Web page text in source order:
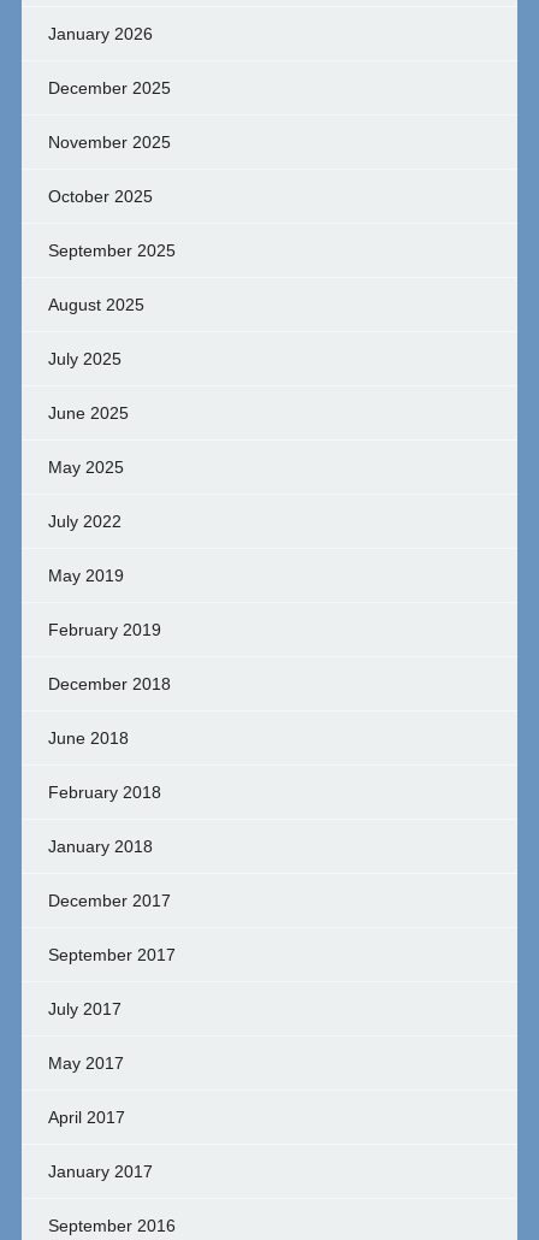
January 2026
December 2025
November 2025
October 2025
September 2025
August 2025
July 2025
June 2025
May 2025
July 2022
May 2019
February 2019
December 2018
June 2018
February 2018
January 2018
December 2017
September 2017
July 2017
May 2017
April 2017
January 2017
September 2016